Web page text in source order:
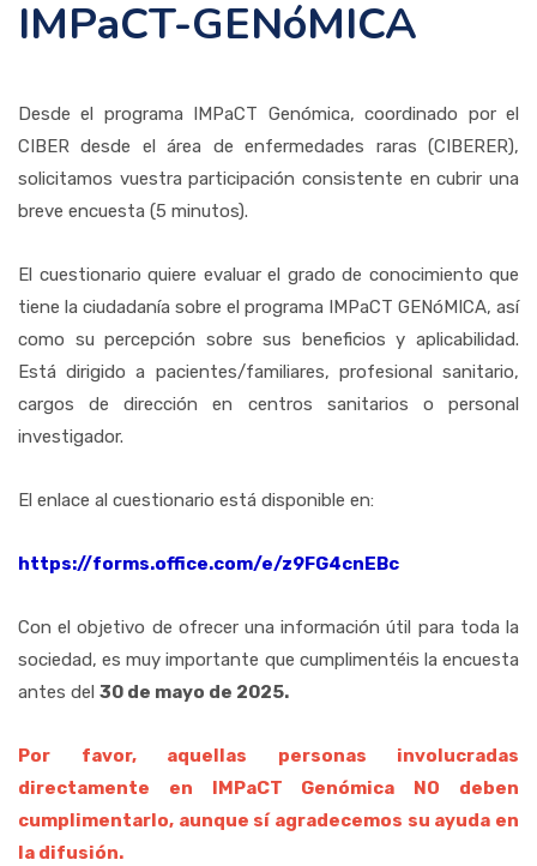
IMPaCT-GENóMICA
Desde el programa IMPaCT Genómica, coordinado por el
CIBER desde el área de enfermedades raras (CIBERER),
solicitamos vuestra participación consistente en cubrir una
breve encuesta (5 minutos).
El cuestionario quiere evaluar el grado de conocimiento que
tiene la ciudadanía sobre el programa IMPaCT GENóMICA, así
como su percepción sobre sus beneficios y aplicabilidad.
Está dirigido a pacientes/familiares, profesional sanitario,
cargos de dirección en centros sanitarios o personal
investigador.
El enlace al cuestionario está disponible en:
https://forms.office.com/e/z9FG4cnEBc
Con el objetivo de ofrecer una información útil para toda la
sociedad, es muy importante que cumplimentéis la encuesta
antes del 30 de mayo de 2025.
Por favor, aquellas personas involucradas
directamente en IMPaCT Genómica NO deben
cumplimentarlo, aunque sí agradecemos su ayuda en
la difusión.